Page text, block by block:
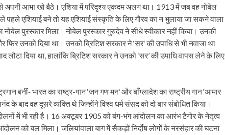
आभा खो बैठे। एशिया में परिदृश्य एकदम अलग था। 1913 में जब वह नोबेल
पहले एशियाई बने तो यह एशियाई संस्कृति के लिए गौरव का न भुलाया जा सकने वाला
नोबेल पुरस्कार मिला। नोबेल पुरस्कार गुरुदेव ने सीधे स्वीकार नहीं किया। उनकी
उनको दिया था। उनको ब्रिटिश सरकार ने ‘सर’ की उपाधि से भी नवाजा था
लौटा दिया था, हालांकि ब्रिटिश सरकार ने उनको ‘सर’ की उपाधि वापस लेने के लिए
बनीं- भारत का राष्ट्र-गान ‘जन गण मन’ और बाँग्लादेश का राष्ट्रीय गान ‘आमार
के बाद वह दूसरे व्यक्ति थे जिन्होंने विश्व धर्म संसद को दो बार संबोधित किया।
में भी रही है। 16 अक्टूबर 1905 को बंग-भंग आंदोलन का आरंभ टैगोर के नेतृत्व
को बल मिला। जलियांवाला बाग में सैकड़ों निर्दोष लोगों के नरसंहार की घटना